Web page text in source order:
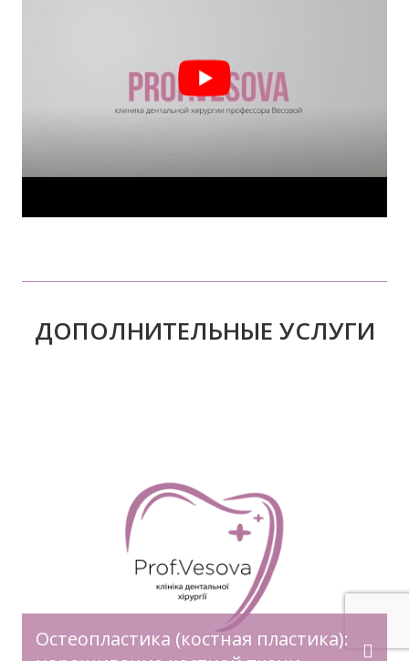
ДОПОЛНИТЕЛЬНЫЕ УСЛУГИ
Остеопластика (костная пластика):
восстановления зубного ряда, которая
позволяет установить имплантат сразу
после удаления зуба, восстановить
жевательную функцию, эстетику улыбки и
качество жизни. В каких случаях показана
одномоментная имплантация • зуб
подлежит удалению, но окружающая
костная ткань не подверглась
значительной атрофии; • отсутствуют